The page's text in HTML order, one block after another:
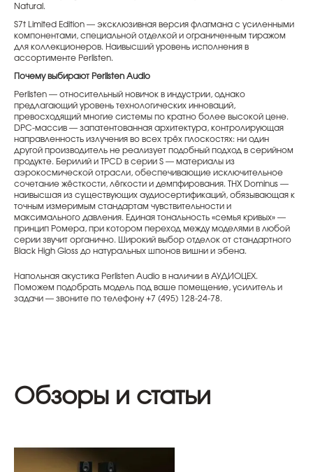
Natural.
S7t Limited Edition — эксклюзивная версия флагмана с усиленными
компонентами, специальной отделкой и ограниченным тиражом
для коллекционеров. Наивысший уровень исполнения в
ассортименте Perlisten.
Почему выбирают Perlisten Audio
Perlisten — относительный новичок в индустрии, однако
предлагающий уровень технологических инноваций,
превосходящий многие системы по кратно более высокой цене.
DPC-массив — запатентованная архитектура, контролирующая
направленность излучения во всех трёх плоскостях: ни один
другой производитель не реализует подобный подход в серийном
продукте. Берилий и TPCD в серии S — материалы из
аэрокосмической отрасли, обеспечивающие исключительное
сочетание жёсткости, лёгкости и демпфирования. THX Dominus —
наивысшая из существующих аудиосертификаций, обязывающая к
точным измеримым стандартам чувствительности и
максимального давления. Единая тональность «семья кривых» —
принцип Ромера, при котором переход между моделями в любой
серии звучит органично. Широкий выбор отделок от стандартного
Black High Gloss до натуральных шпонов вишни и эбена.
Напольная акустика Perlisten Audio в наличии в АУДИОЦЕХ.
Поможем подобрать модель под ваше помещение, усилитель и
задачи — звоните по телефону +7 (495) 128-24-78.
Обзоры и статьи